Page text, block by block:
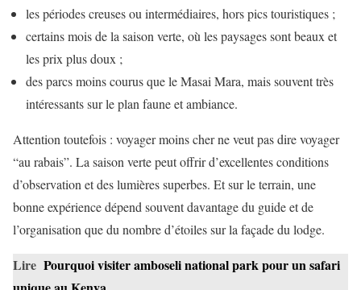
les périodes creuses ou intermédiaires, hors pics touristiques ;
certains mois de la saison verte, où les paysages sont beaux et
les prix plus doux ;
des parcs moins courus que le Masai Mara, mais souvent très
intéressants sur le plan faune et ambiance.
Attention toutefois : voyager moins cher ne veut pas dire voyager
“au rabais”. La saison verte peut offrir d’excellentes conditions
d’observation et des lumières superbes. Et sur le terrain, une
bonne expérience dépend souvent davantage du guide et de
l’organisation que du nombre d’étoiles sur la façade du lodge.
Lire Pourquoi visiter amboseli national park pour un safari